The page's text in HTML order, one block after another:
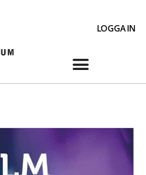
LOGGA IN